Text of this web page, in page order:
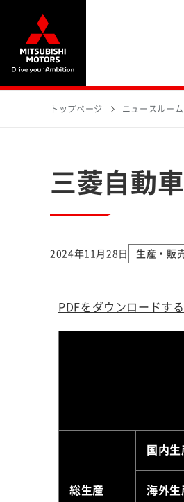
トップページ ニュースルーム
三菱自動
2024年11月28日 生産・販
PDFをダウンロードする
総生産
国内生
海外生